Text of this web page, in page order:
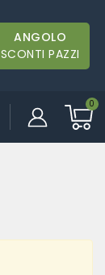
ANGOLO
SCONTI PAZZI